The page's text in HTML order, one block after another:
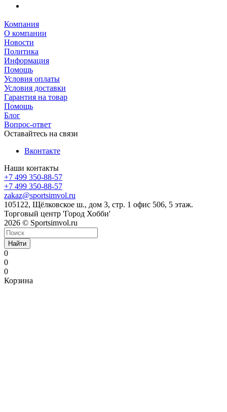
Компания
О компании
Новости
Политика
Информация
Помощь
Условия оплаты
Условия доставки
Гарантия на товар
Помощь
Блог
Вопрос-ответ
Оставайтесь на связи
Вконтакте
Наши контакты
+7 499 350-88-57
+7 499 350-88-57
zakaz@sportsimvol.ru
105122, Щёлковское ш., дом 3, стр. 1 офис 506, 5 этаж.
Торговый центр 'Город Хобби'
2026 © Sportsimvol.ru
Найти
0
0
0
Корзина